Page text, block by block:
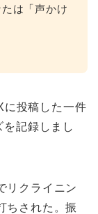
は「声かけ
に投稿した一件
記録しまし
リクライニン
ちされた。振